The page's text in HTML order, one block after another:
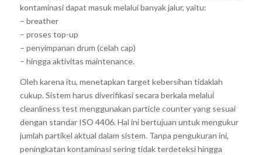
kontaminasi dapat masuk melalui banyak jalur, yaitu:
– breather
– proses top-up
– penyimpanan drum (celah cap)
– hingga aktivitas maintenance.
Oleh karena itu, menetapkan target kebersihan tidaklah
cukup. Sistem harus diverifikasi secara berkala melalui
cleanliness test menggunakan particle counter yang sesuai
dengan standar ISO 4406. Hal inibertujuan untuk mengukur
jumlah partikel aktual dalam sistem. Tanpa pengukuran ini,
peningkatan kontaminasi sering tidak terdeteksi hingga